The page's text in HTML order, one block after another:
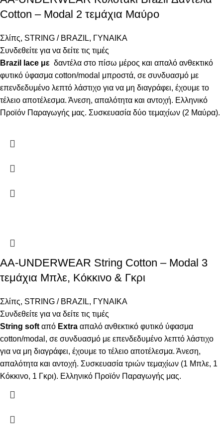
Cotton – Modal 2 τεμάχια Μαύρο
Σλίπς, STRING / BRAZIL, ΓΥΝΑΙΚΑ
Συνδεθείτε για να δείτε τις τιμές
Brazil lace με δαντέλα στο πίσω μέρος και απαλό ανθεκτικό
φυτικό ύφασμα cotton/modal μπροστά, σε συνδυασμό με
επενδεδυμένο λεπτό λάστιχο για να μη διαγράφει, έχουμε το
τέλειο αποτέλεσμα. Άνεση, απαλότητα και αντοχή. Ελληνικό
Προϊόν Παραγωγής μας. Συσκευασία δύο τεμαχίων (2 Μαύρα).
AA-UNDERWEAR String Cotton – Modal 3
τεμάχια Μπλε, Κόκκινο & Γκρι
Σλίπς, STRING / BRAZIL, ΓΥΝΑΙΚΑ
Συνδεθείτε για να δείτε τις τιμές
String soft από Extra απαλό ανθεκτικό φυτικό ύφασμα
cotton/modal, σε συνδυασμό με επενδεδυμένο λεπτό λάστιχο
για να μη διαγράφει, έχουμε το τέλειο αποτέλεσμα. Άνεση,
απαλότητα και αντοχή. Συσκευασία τριών τεμαχίων (1 Μπλε, 1
Κόκκινο, 1 Γκρι). Ελληνικό Προϊόν Παραγωγής μας.